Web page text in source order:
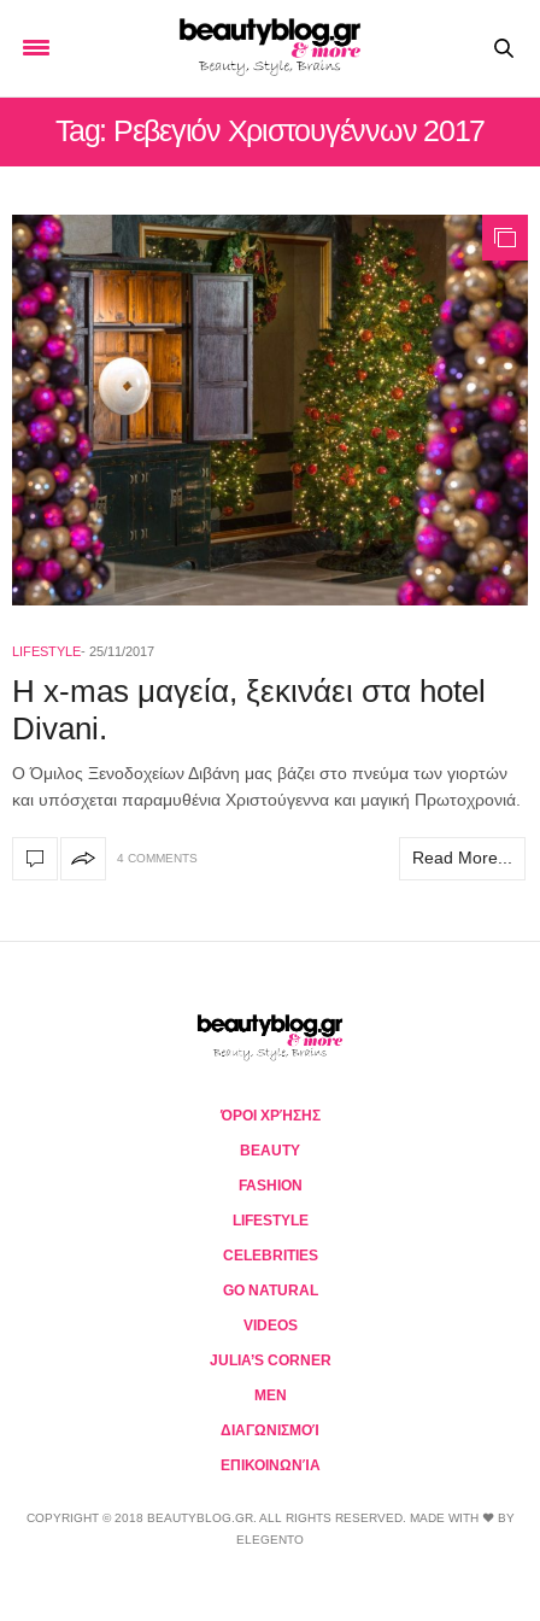
Tag: Ρεβεγιόν Χριστουγέννων 2017
LIFESTYLE 25/11/2017
Η x-mas μαγεία, ξεκινάει στα hotel
Divani.
Ο Όμιλος Ξενοδοχείων Διβάνη μας βάζει στο πνεύμα των γιορτών
και υπόσχεται παραμυθένια Χριστούγεννα και μαγική Πρωτοχρονιά.
4 COMMENTS Read More...
ΌΡΟΙ ΧΡΉΣΗΣ
BEAUTY
FASHION
LIFESTYLE
CELEBRITIES
GO NATURAL
VIDEOS
JULIA’S CORNER
MEN
ΔΙΑΓΩΝΙΣΜΟΊ
ΕΠΙΚΟΙΝΩΝΊΑ
COPYRIGHT © 2018 BEAUTYBLOG.GR. ALL RIGHTS RESERVED. MADE WITH ❤ BY
ELEGENTO